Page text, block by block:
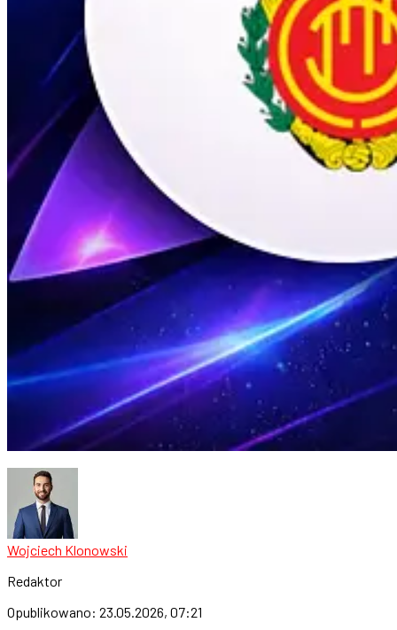
Wojciech Klonowski
Redaktor
Opublikowano: 23.05.2026, 07:21